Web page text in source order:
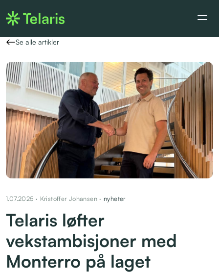
Se alle artikler
1.07.2025 · Kristoffer Johansen · nyheter
Telaris løfter
vekstambisjoner med
Monterro på laget